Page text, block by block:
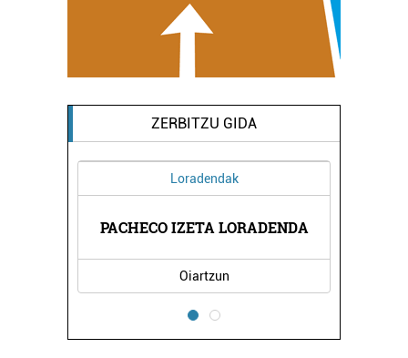
ZERBITZU GIDA
Loradendak
PACHECO IZETA LORADENDA
Oiartzun